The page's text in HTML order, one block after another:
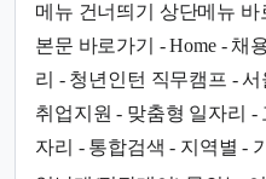
메뉴 건너띄기 상단메뉴 바
본문 바로가기 - Home - 채
리 - 청년인턴 직무캠프 -
취업지원 - 맞춤형 일자리 -
자리 - 통합검색 - 지역별 -